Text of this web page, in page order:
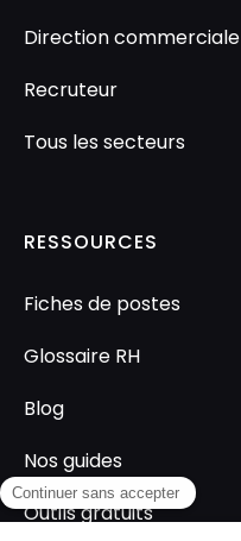
Direction commerciale
Recruteur
Tous les secteurs
RESSOURCES
Fiches de postes
Glossaire RH
Blog
Nos guides
Outils gratuits